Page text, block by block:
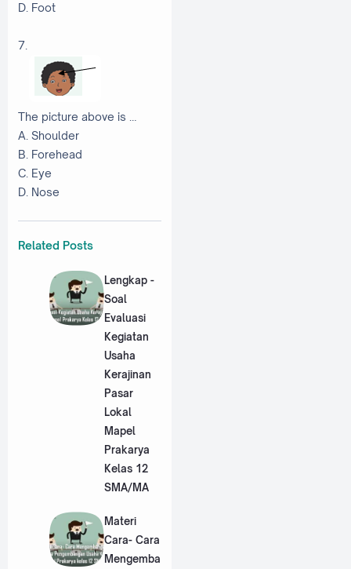
D. Foot
7.
The picture above is …
A. Shoulder
B. Forehead
C. Eye
D. Nose
Related Posts
Lengkap -
Soal
Evaluasi
Kegiatan
Usaha
Kerajinan
Pasar
Lokal
Mapel
Prakarya
Kelas 12
SMA/MA
Materi
Cara- Cara
Mengemba